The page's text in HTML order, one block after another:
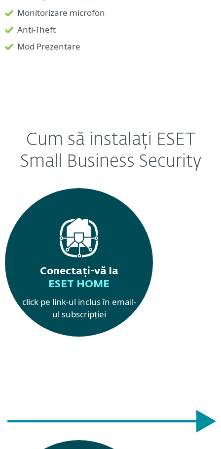
Monitorizare microfon
Anti-Theft
Mod Prezentare
Cum să instalați ESET
Small Business Security
Conectați-vă la
ESET HOME
click pe link-ul inclus în email-
ul subscripției